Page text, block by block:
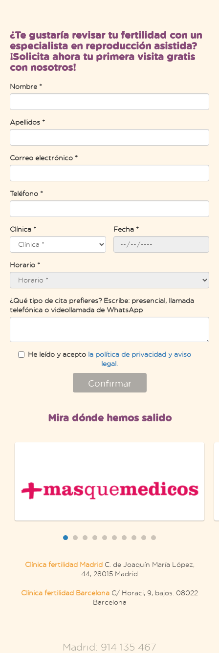
¿Te gustaría revisar tu fertilidad con un
especialista en reproducción asistida?
¡Solicita ahora tu primera visita gratis
con nosotros!
Nombre *
Apellidos *
Correo electrónico *
Teléfono *
Clínica * Fecha *
Horario *
¿Qué tipo de cita prefieres? Escribe: presencial, llamada
telefónica o videollamada de WhatsApp
He leído y acepto la política de privacidad y aviso
legal.
Confirmar
Mira dónde hemos salido
Clínica fertilidad MadridC. de Joaquín María López,
44, 28015 Madrid
Clínica fertilidad Barcelona C/ Horaci, 9, bajos. 08022
Barcelona
Madrid: 914 135 467